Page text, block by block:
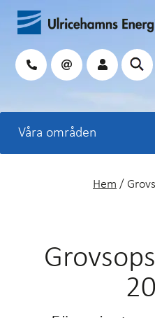
Hoppa
innehåll
Sök
Hem /